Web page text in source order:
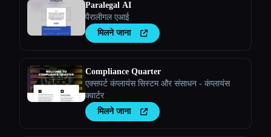
Paralegal AI
पैरालीगल एआई
मिलने जाना
Compliance Quarter
एक्सपर्ट कंप्लायंस सिस्टम और संसाधन - कंप्लायंस
क्वार्टर
मिलने जाना